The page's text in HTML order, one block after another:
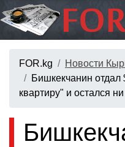
FOR.kg
Новости
Бишкекчанин
квартиру" и остался